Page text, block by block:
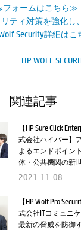
フォームはこちら≫
ティ対策を強化し
Security詳細は
HP WOLF
関連記事
【HP Sure Click
式会社ハイパー】
よるエンドポイン
体・公共機関の新
2021-11-08
【HP Wolf Pro
式会社ITコミュニ
最新の脅威を防御